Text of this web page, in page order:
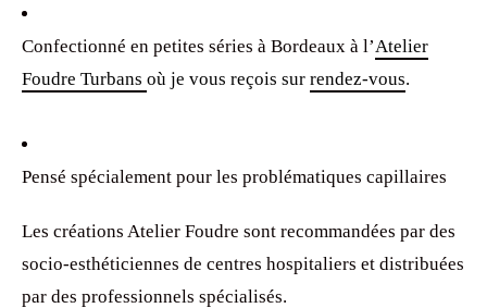
Confectionné en petites séries à Bordeaux à l’Atelier
Foudre Turbans où je vous reçois sur rendez-vous.
Pensé spécialement pour les problématiques capillaires
Les créations Atelier Foudre sont recommandées par des
socio-esthéticiennes de centres hospitaliers et distribuées
par des professionnels spécialisés.